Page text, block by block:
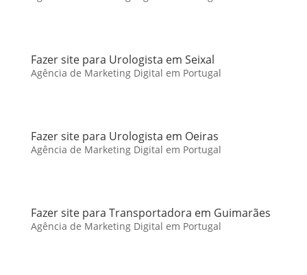
Fazer site para Urologista em Seixal
Agência de Marketing Digital em Portugal
Fazer site para Urologista em Oeiras
Agência de Marketing Digital em Portugal
Fazer site para Transportadora em Guimarães
Agência de Marketing Digital em Portugal